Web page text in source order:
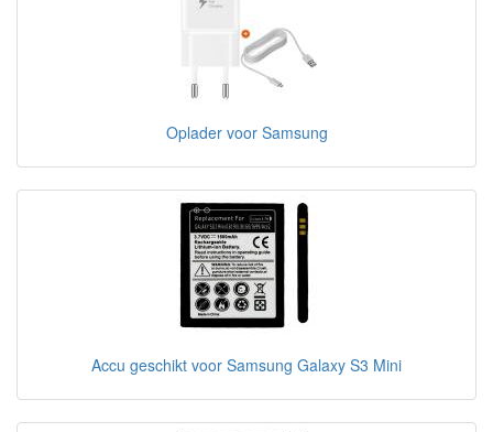
Oplader voor Samsung
Accu geschikt voor Samsung Galaxy S3 Mini